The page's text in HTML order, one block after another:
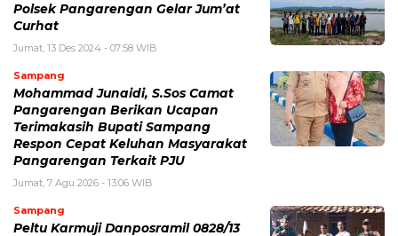
Polsek Pangarengan Gelar Jum’at
Curhat
Jumat, 13 Des 2024 - 07:58 WIB
Sampang
Mohammad Junaidi, S.Sos Camat
Pangarengan Berikan Ucapan
Terimakasih Bupati Sampang
Respon Cepat Keluhan Masyarakat
Pangarengan Terkait PJU
Jumat, 7 Agu 2026 - 13:06 WIB
Sampang
Peltu Karmuji Danposramil 0828/13